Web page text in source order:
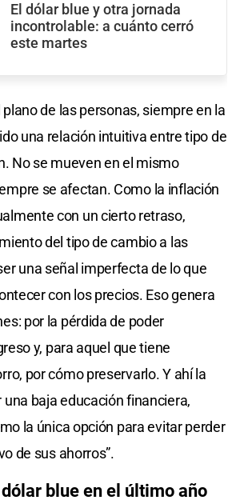
El dólar blue y otra jornada
incontrolable: a cuánto cerró
este martes
plano de las personas, siempre en la
una relación intuitiva entre tipo de
No se mueven en el mismo
se afectan. Como la inflación
con un cierto retraso,
del tipo de cambio a las
una señal imperfecta de lo que
con los precios. Eso genera
por la pérdida de poder
y, para aquel que tiene
por cómo preservarlo. Y ahí la
baja educación financiera,
la única opción para evitar perder
de sus ahorros”.